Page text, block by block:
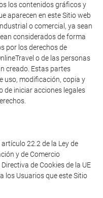
los contenidos gráficos y
aparecen en este Sitio web
o comercial, ya sean
considerados de forma
por los derechos de
o de las personas
creado. Estas partes
uso, modificación, copia y
de iniciar acciones legales
22.2 de la Ley de
y de Comercio
de Cookies de la UE
los Usuarios que este Sitio